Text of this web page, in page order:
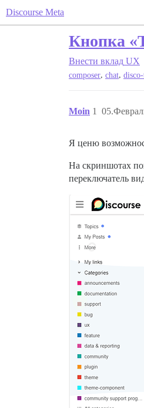
Discourse Meta
Кнопка
Внести вклад UX
composer, chat,
Moin 1
Я ценю
На скриншотах
переключатель